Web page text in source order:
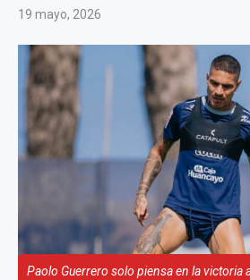
19 mayo, 2026
Paolo Guerrero solo piensa en la victoria